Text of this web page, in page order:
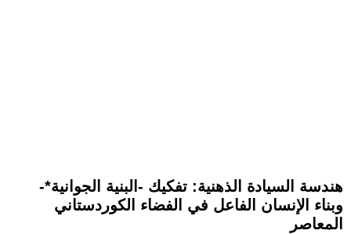
هندسة السيادة الذهنية: تفكيك -البنية الجوانية*-
وبناء الإنسان الفاعل في الفضاء الكوردستاني
المعاصر